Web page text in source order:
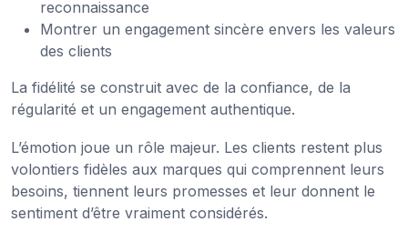
reconnaissance
Montrer un engagement sincère envers les valeurs
des clients
La fidélité se construit avec de la confiance, de la
régularité et un engagement authentique.
L’émotion joue un rôle majeur. Les clients restent plus
volontiers fidèles aux marques qui comprennent leurs
besoins, tiennent leurs promesses et leur donnent le
sentiment d’être vraiment considérés.